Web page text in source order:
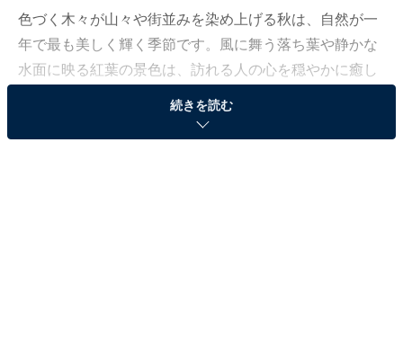
色づく木々が山々や街並みを染め上げる秋は、自然が一
年で最も美しく輝く季節です。風に舞う落ち葉や静かな
水面に映る紅葉の景色は、訪れる人の心を穏やかに癒し
てくれます。今回は、思わず足を運びたくなる人気の紅
続きを読む